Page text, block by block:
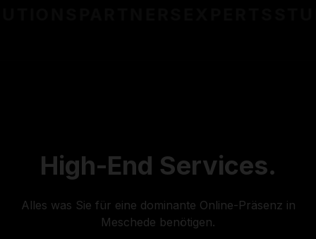
High-End Services.
Alles was Sie für eine dominante Online-Präsenz in
Meschede benötigen.